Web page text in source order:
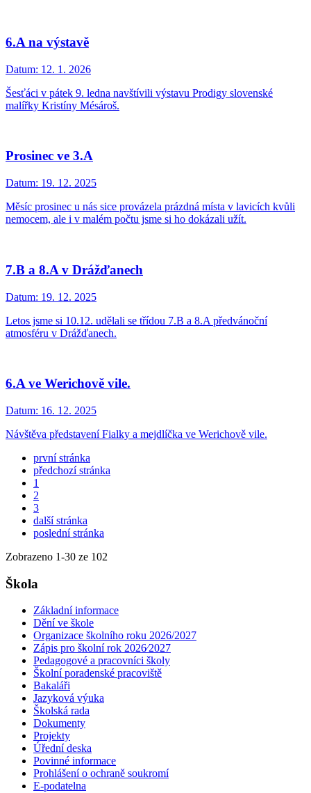
6.A na výstavě
Datum: 12. 1. 2026
Šesťáci v pátek 9. ledna navštívili výstavu Prodigy slovenské
malířky Kristíny Mésároš.
Prosinec ve 3.A
Datum: 19. 12. 2025
Měsíc prosinec u nás sice provázela prázdná místa v lavicích kvůli
nemocem, ale i v malém počtu jsme si ho dokázali užít.
7.B a 8.A v Drážďanech
Datum: 19. 12. 2025
Letos jsme si 10.12. udělali se třídou 7.B a 8.A předvánoční
atmosféru v Drážďanech.
6.A ve Werichově vile.
Datum: 16. 12. 2025
Návštěva představení Fialky a mejdlíčka ve Werichově vile.
první stránka
předchozí stránka
1
2
3
další stránka
poslední stránka
Zobrazeno 1-30 ze 102
Škola
Základní informace
Dění ve škole
Organizace školního roku 2026/2027
Zápis pro školní rok 2026⁄2027
Pedagogové a pracovníci školy
Školní poradenské pracoviště
Bakaláři
Jazyková výuka
Školská rada
Dokumenty
Projekty
Úřední deska
Povinné informace
Prohlášení o ochraně soukromí
E-podatelna